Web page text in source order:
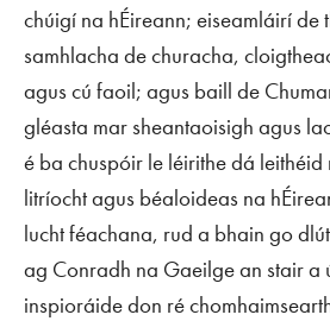
chúigí na hÉireann; eiseamláirí de
samhlacha de churacha,
agus cú faoil; agus baill de
gléasta mar sheantaoisigh agus
é ba chuspóir le léirithe dá
litríocht agus béaloideas na
lucht féachana, rud a bhain go
ag Conradh na Gaeilge an stair a
inspioráide don ré